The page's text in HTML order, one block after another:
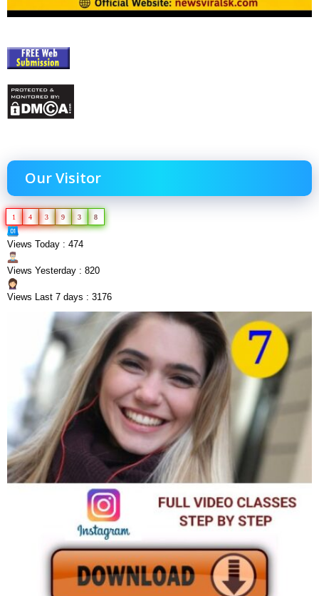
Our Visitor
1 4 3 9 3 8
Views Today : 474
Views Yesterday : 820
Views Last 7 days : 3176